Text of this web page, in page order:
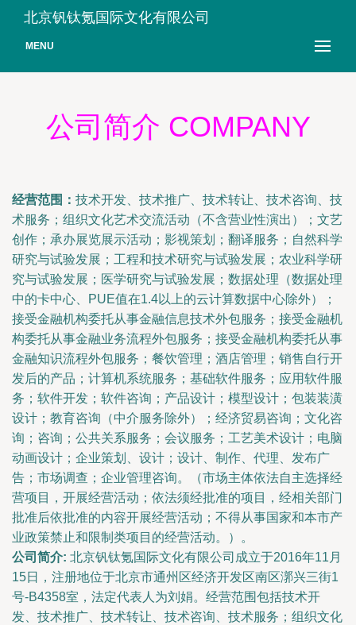
北京钒钛氪国际文化有限公司
MENU
公司简介 COMPANY
经营范围： 技术开发、技术推广、技术转让、技术咨询、技
术服务；组织文化艺术交流活动（不含营业性演出）；文艺
创作；承办展览展示活动；影视策划；翻译服务；自然科学
研究与试验发展；工程和技术研究与试验发展；农业科学研
究与试验发展；医学研究与试验发展；数据处理（数据处理
中的卡中心、PUE值在1.4以上的云计算数据中心除外）；
接受金融机构委托从事金融信息技术外包服务；接受金融机
构委托从事金融业务流程外包服务；接受金融机构委托从事
金融知识流程外包服务；餐饮管理；酒店管理；销售自行开
发后的产品；计算机系统服务；基础软件服务；应用软件服
务；软件开发；软件咨询；产品设计；模型设计；包装装潢
设计；教育咨询（中介服务除外）；经济贸易咨询；文化咨
询；咨询；公共关系服务；会议服务；工艺美术设计；电脑
动画设计；企业策划、设计；设计、制作、代理、发布广
告；市场调查；企业管理咨询。（市场主体依法自主选择经
营项目，开展经营活动；依法须经批准的项目，经相关部门
批准后依批准的内容开展经营活动；不得从事国家和本市产
业政策禁止和限制类项目的经营活动。）。
公司简介: 北京钒钛氪国际文化有限公司成立于2016年11月
15日，注册地位于北京市通州区经济开发区南区漷兴三街1
号-B4358室，法定代表人为刘娟。经营范围包括技术开
发、技术推广、技术转让、技术咨询、技术服务；组织文化